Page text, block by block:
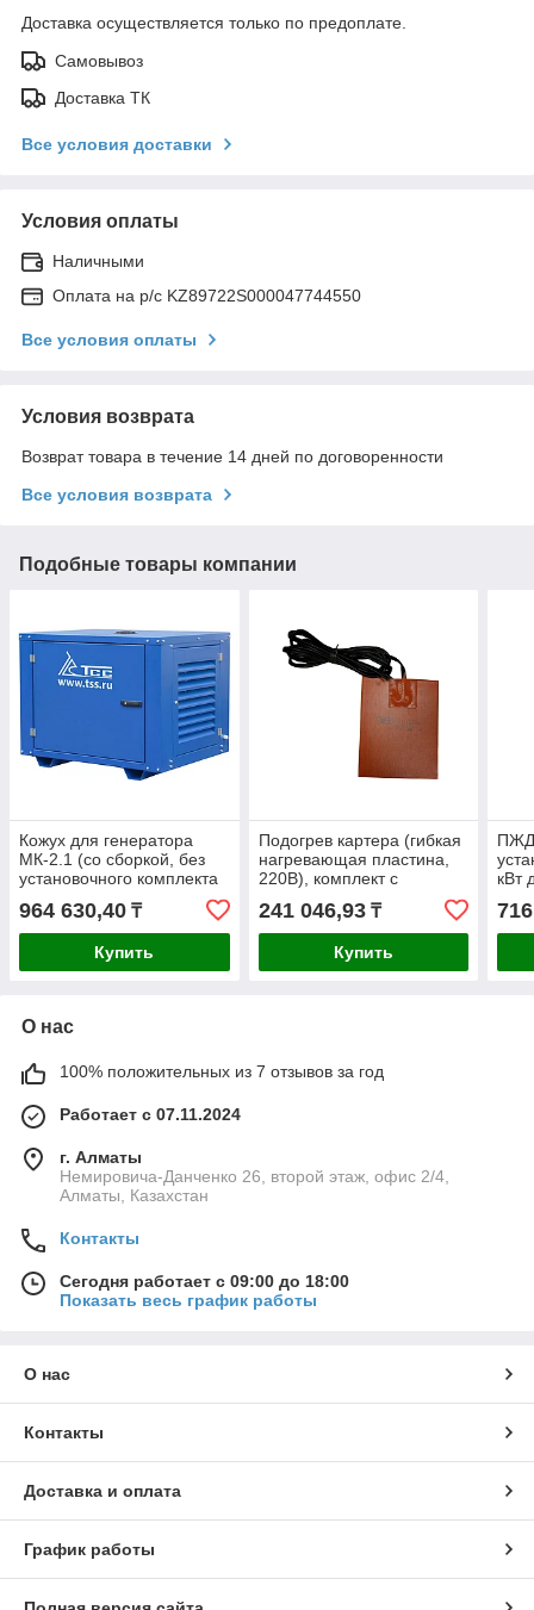
Доставка осуществляется только по предоплате.
Самовывоз
Доставка ТК
Все условия доставки
Условия оплаты
Наличными
Оплата на р/с KZ89722S000047744550
Все условия оплаты
Условия возврата
Возврат товара в течение 14 дней по договоренности
Все условия возврата
Подобные товары компании
Кожух для генератора
МК-2.1 (со сборкой, без
установочного комплекта
964 630,40 ₸
Купить
Подогрев картера (гибкая
нагревающая пластина,
220В), комплект с
241 046,93₸
Купить
ПЖД
кВт
О нас
100% положительных из 7 отзывов за год
Работает с 07.11.2024
г. Алматы
Немировича-Данченко 26, второй этаж, офис 2/4,
Алматы, Казахстан
Контакты
Сегодня работает с 09:00 до 18:00
Показать весь график работы
О нас
Контакты
Доставка и оплата
График работы